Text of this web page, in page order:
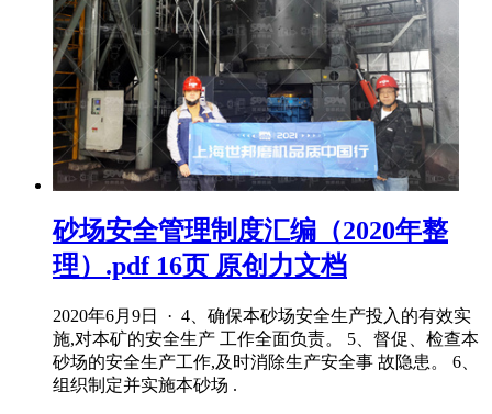
砂场安全管理制度汇编（2020年整
理）.pdf 16页 原创力文档
2020年6月9日 · 4、确保本砂场安全生产投入的有效实
施,对本矿的安全生产 工作全面负责。 5、督促、检查本
砂场的安全生产工作,及时消除生产安全事 故隐患。 6、
组织制定并实施本砂场 .